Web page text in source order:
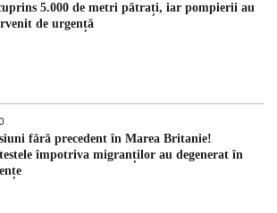
5.000 de metri pătrați, iar pompierii au
de urgență
fără precedent în Marea Britanie!
împotriva migranților au degenerat în